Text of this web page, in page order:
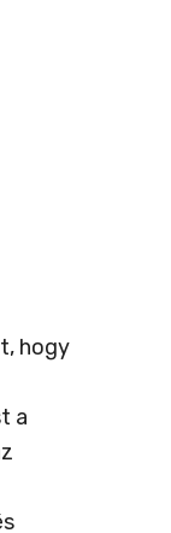
hogy
a